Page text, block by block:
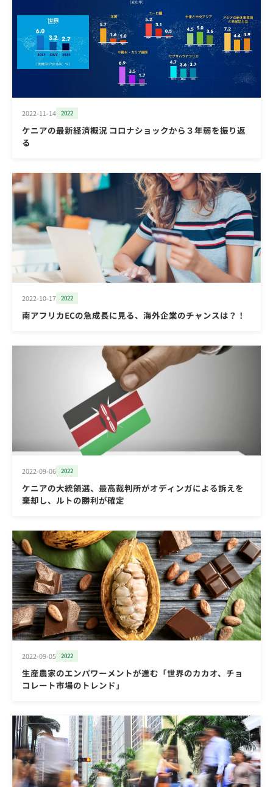
2022-11-14 2022
ケニアの最新経済概況 コロナショックから３年弱を振り返
る
2022-10-17 2022
南アフリカECの急成長に見る、海外企業のチャンスは？！
2022-09-06 2022
ケニアの大統領選、最高裁判所がオディンガによる訴えを
棄却し、ルトの勝利が確定
2022-09-05 2022
生産農家のエンパワーメントが進む「世界のカカオ、チョ
コレート市場のトレンド」